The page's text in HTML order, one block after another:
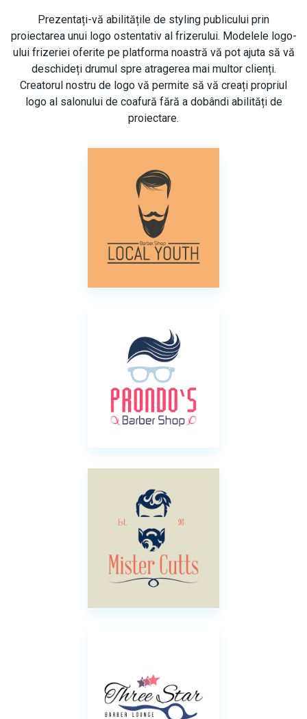
Prezentați-vă abilitățile de styling publicului prin
proiectarea unui logo ostentativ al frizerului. Modelele logo-
ului frizeriei oferite pe platforma noastră vă pot ajuta să vă
deschideți drumul spre atragerea mai multor clienți.
Creatorul nostru de logo vă permite să vă creați propriul
logo al salonului de coafură fără a dobândi abilități de
proiectare.